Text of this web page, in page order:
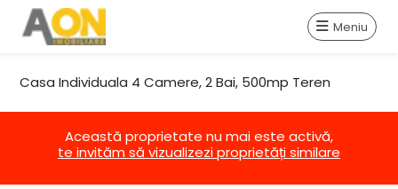
Meniu
Casa Individuala 4 Camere, 2 Bai, 500mp Teren
Această proprietate nu mai este activă,
te invităm să vizualizezi proprietăți similare